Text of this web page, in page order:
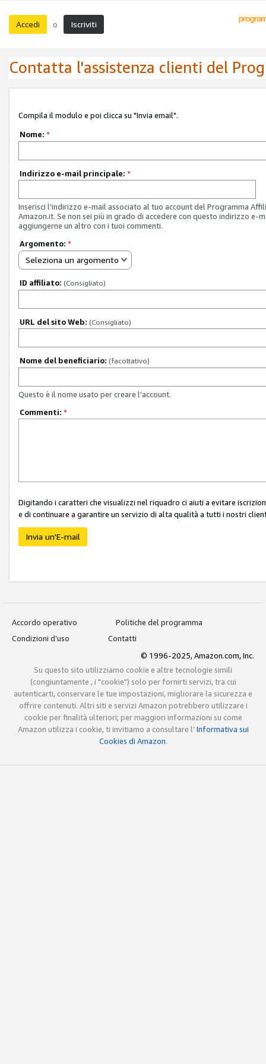
Accedi o Iscriviti
Contatta l'assistenza clienti del
Compila il modulo e poi clicca su "Invia email".
Nome: *
Indirizzo e-mail principale: *
Inserisci l'indirizzo e-mail associato al tuo account del Programma
Amazon.it. Se non sei più in grado di accedere con questo indirizzo e-
aggiungerne un altro con i tuoi commenti.
Argomento: *
Seleziona un argomento
ID affiliato: (Consigliato)
URL del sito Web: (Consigliato)
Nome del beneficiario: (facoltativo)
Questo è il nome usato per creare l'account.
Commenti: *
Digitando i caratteri che visualizzi nel riquadro ci aiuti a evitare
e di continuare a garantire un servizio di alta qualità a tutti i nostri
Invia un'E-mail
Accordo operativo
Politiche del programma
Condizioni d’uso
Contatti
© 1996-2025, Amazon.com, Inc.
Su questo sito utilizziamo cookie e altre tecnologie simili
(congiuntamente , i "cookie") solo per fornirti servizi, tra cui
autenticarti, conservare le tue impostazioni, migliorare la sicurezza e
offrire contenuti. Altri siti e servizi Amazon potrebbero utilizzare i
cookie per finalità ulteriori; per maggiori informazioni su come
Amazon utilizza i cookie, ti invitiamo a consultare l’Informativa sui
Cookies di Amazon.